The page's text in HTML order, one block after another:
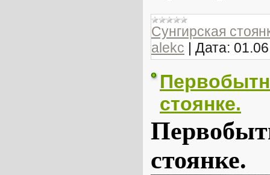
Сунгирская
alekc | Дата:
стоянке.
стоянке.